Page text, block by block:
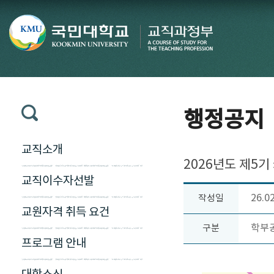
교직소개
교직이수자선발
교원자격 취득 요건
프로그램 안내
행정공지
2026년도 제5기
작성일
구분 학부